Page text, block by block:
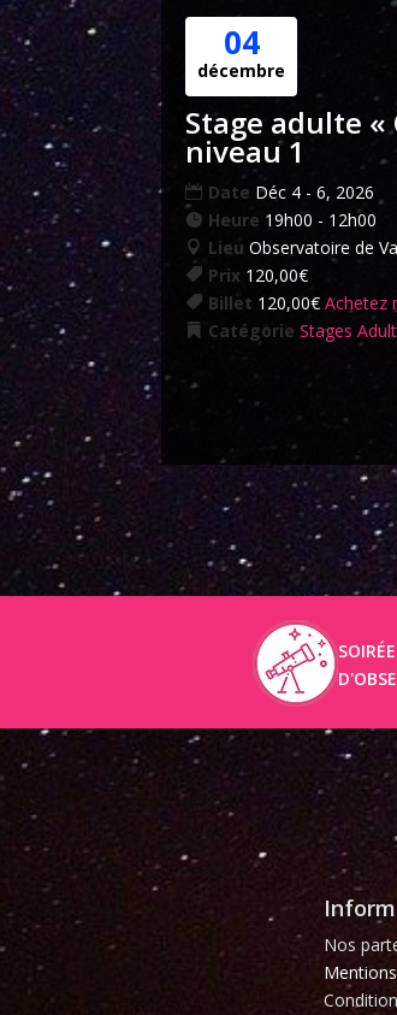
04
décembre
Stage adulte
niveau 1
Date Déc 4 - 6, 2026
Heure 19h00 - 12h00
LieuObservatoire de
Prix 120,00€
Billet 120,00€Achetez
CatégorieStages
Nos